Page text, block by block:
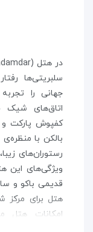
سلبریتی‌ها
اتاق‌های شیک
بالکن با
هتل برای مرکز
امکانات هتل